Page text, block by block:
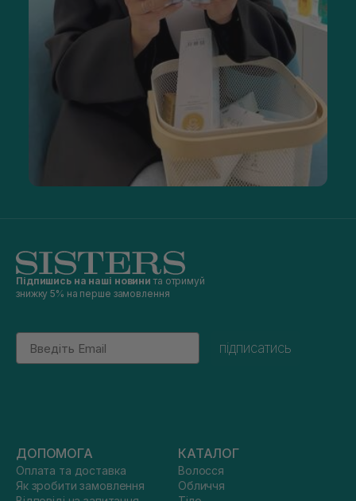
Підпишись на наші новини та отримуй
знижку 5% на перше замовлення
Email
підписатись
ДОПОМОГА
Оплата та доставка
Як зробити замовлення
КАТАЛОГ
Волосся
Обличчя